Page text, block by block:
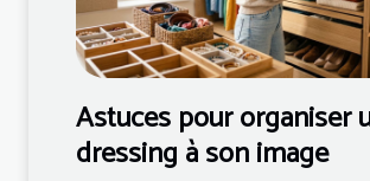
Astuces pour organiser
dressing à son image